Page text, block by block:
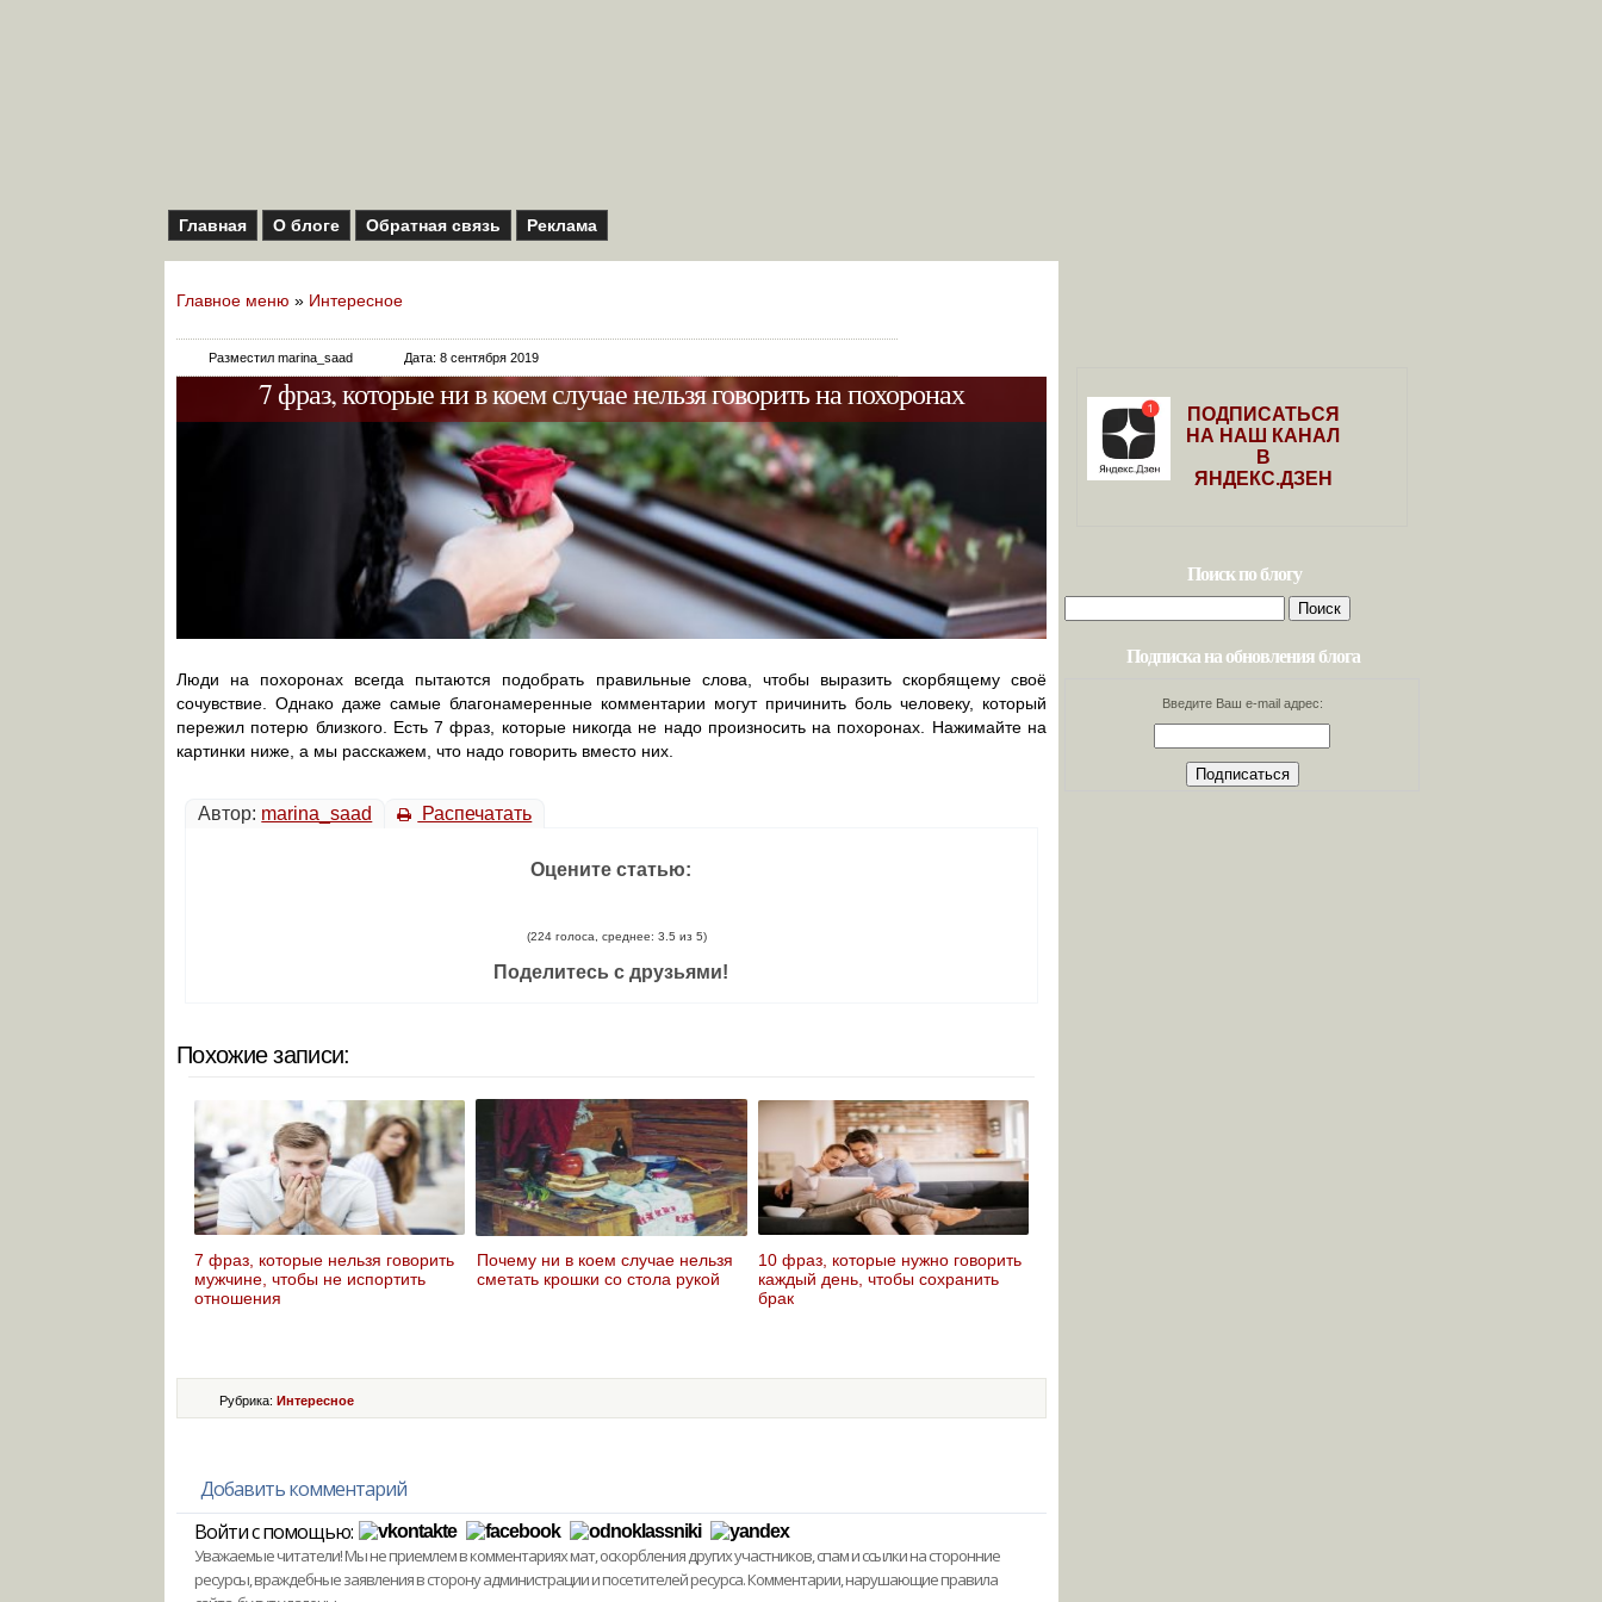
Главная О блоге Обратная связь Реклама
Главное меню » Интересное
Разместил marina_saad Дата: 8 сентября 2019
7 фраз, которые ни в коем случае нельзя говорить на похоронах
Люди на похоронах всегда пытаются подобрать правильные слова, чтобы выразить скорбящему своё
сочувствие. Однако даже самые благонамеренные комментарии могут причинить боль человеку, который
пережил потерю близкого. Есть 7 фраз, которые никогда не надо произносить на похоронах. Нажимайте на
картинки ниже, а мы расскажем, что надо говорить вместо них.
Автор: marina_saad Распечатать
Оцените статью:
(224 голоса, среднее: 3.5 из 5)
Поделитесь с друзьями!
Похожие записи:
7 фраз, которые нельзя говорить
мужчине, чтобы не испортить
отношения
Почему ни в коем случае нельзя
сметать крошки со стола рукой
10 фраз, которые нужно говорить
каждый день, чтобы сохранить
брак
Рубрика: Интересное
Добавить комментарий
Войти с помощью:
Уважаемые читатели! Мы не приемлем в комментариях мат, оскорбления других участников, спам и ссылки на сторонние
ресурсы, враждебные заявления в сторону администрации и посетителей ресурса. Комментарии, нарушающие правила
ПОДПИСАТЬСЯ
НА НАШ КАНАЛ
В
ЯНДЕКС.ДЗЕН
Поиск по блогу
Найти:
Подписка на обновления блога
Введите Ваш e-mail адрес: